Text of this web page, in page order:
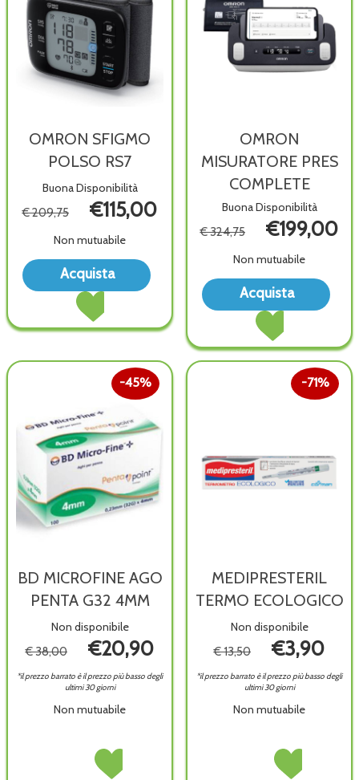
OMRON SFIGMO
POLSO RS7
Buona Disponibilità
€ 209,75
€115,00
Non mutuabile
Acquista
Acquista OMRON
POLSO
Acquista OMRON
RS7 alla
wishlist
OMRON
MISURATORE PRES
COMPLETE
Buona Disponibilità
€ 324,75
€199,00
Non mutuabile
Acquista
Acquista OMRON
PRES
COMPLETE al
carrello
BD MICROFINE AGO
PENTA G32 4MM
Non disponibile
45%
€ 38,00 €20,90
*il prezzo barrato è il prezzo più basso degli
ultimi 30 giorni
Non mutuabile
MICROFINE
Acquista BD
MICROFINE
MEDIPRESTERIL
TERMO ECOLOGICO
Non disponibile
71%
€ 13,50 €3,90
*il prezzo barrato è il prezzo più basso degli
ultimi 30 giorni
Non mutuabile
MEDIPRESTERIL
Acquista
TERMO